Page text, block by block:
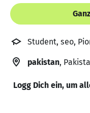
Student, seo,
pakistan,
Logg Dich ein, um